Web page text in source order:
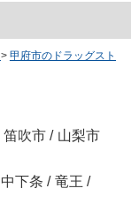
> 甲府市のドラッグスト
笛吹市 / 山梨市
中下条 / 竜王 /